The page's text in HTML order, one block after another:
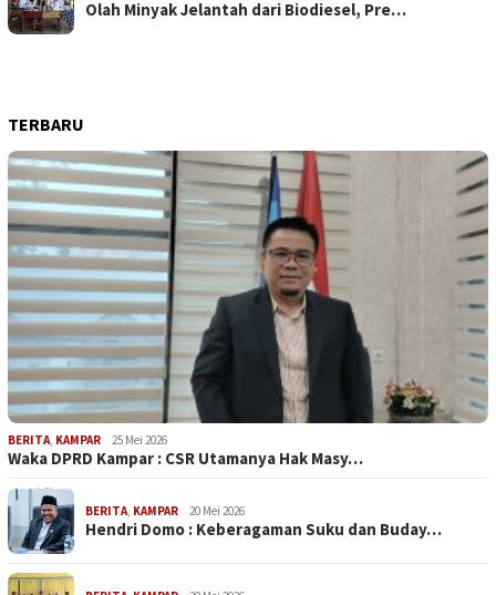
Olah Minyak Jelantah dari Biodiesel, Pre…
TERBARU
BERITA, KAMPAR 25 Mei 2026
Waka DPRD Kampar : CSR Utamanya Hak Masy…
BERITA, KAMPAR 20 Mei 2026
Hendri Domo : Keberagaman Suku dan Buday…